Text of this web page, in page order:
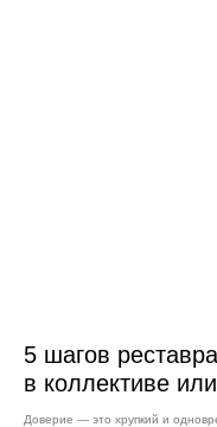
5 шагов
в коллективе
Доверие — это хрупкий и